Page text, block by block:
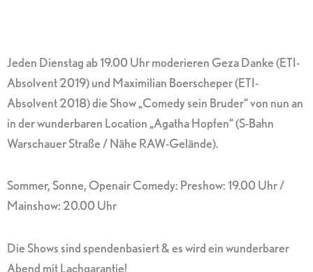
Jeden Dienstag ab 19.00 Uhr moderieren Geza Danke (ETI-
Absolvent 2019) und Maximilian Boerscheper (ETI-
Absolvent 2018) die Show „Comedy sein Bruder“ von nun an
in der wunderbaren Location „Agatha Hopfen“ (S-Bahn
Warschauer Straße / Nähe RAW-Gelände).
Sommer, Sonne, Openair Comedy: Preshow: 19.00 Uhr /
Mainshow: 20.00 Uhr
Die Shows sind spendenbasiert & es wird ein wunderbarer
Abend mit Lachgarantie!